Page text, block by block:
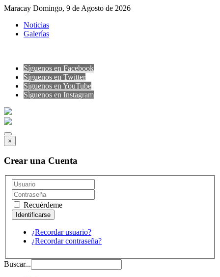
Maracay Domingo, 9 de Agosto de 2026
Noticias
Galerías
Síguenos en Facebook
Síguenos en Twitter
Síguenos en YouTube
Sìguenos en Instagram
×
Crear una Cuenta
Recuérdeme
¿Recordar usuario?
¿Recordar contraseña?
Buscar...